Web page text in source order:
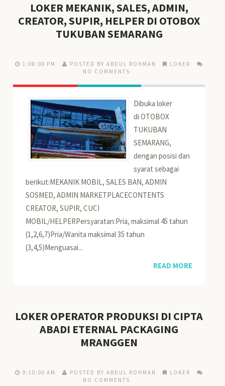
LOKER MEKANIK, SALES, ADMIN,
CREATOR, SUPIR, HELPER DI OTOBOX
TUKUBAN SEMARANG
1:08:00 PM POSTED BY ABDUL ROHMAN
LOKER
NO COMMENTS
Dibuka loker
di OTOBOX
TUKUBAN
SEMARANG,
dengan posisi dan
syarat sebagai
berikut:MEKANIK MOBIL, SALES BAN, ADMIN
SOSMED, ADMIN MARKETPLACECONTENTS
CREATOR, SUPIR, CUCI
MOBIL/HELPERPersyaratan:Pria, maksimal 45 tahun
(1,2,6,7)Pria/Wanita maksimal 35 tahun
(3,4,5)Menguasai...
READ MORE
LOKER OPERATOR PRODUKSI DI CIPTA
ABADI ETERNAL PACKAGING
MRANGGEN
9:10:00 AM POSTED BY ABDUL ROHMAN
LOKER
NO COMMENTS